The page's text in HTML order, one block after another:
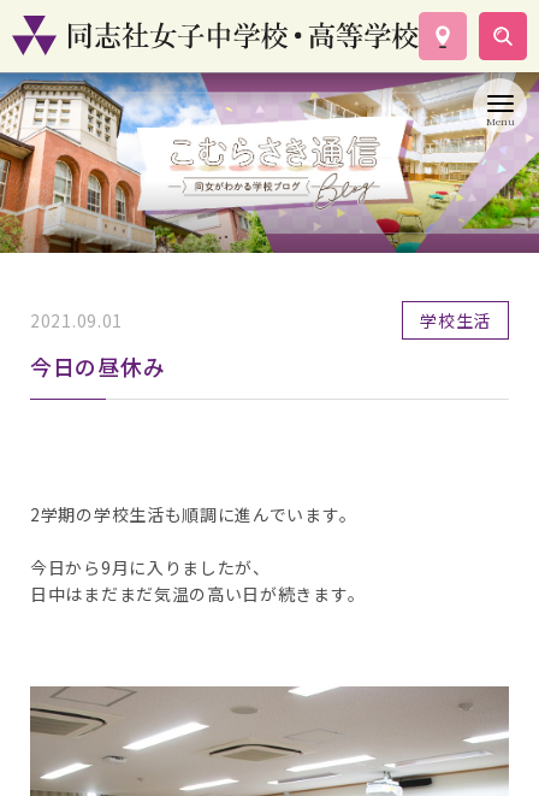
学校案内
コース紹介
学校生活
入試情報
資料請求
2021.09.01 学校生活
今日の昼休み
2学期の学校生活も順調に進んでいます。
今日から9月に入りましたが、
日中はまだまだ気温の高い日が続きます。